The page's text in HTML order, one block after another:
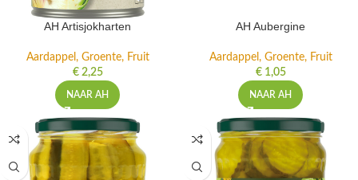
AH Artisjokharten
Aardappel, Groente, Fruit
€2,25
NAAR AH
AH Aubergine
Aardappel, Groente, Fruit
€1,05
NAAR AH